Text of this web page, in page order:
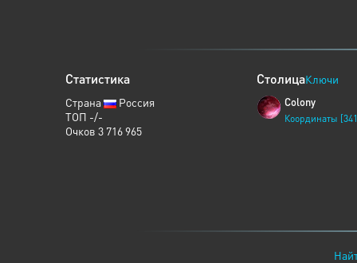
Статистика
Страна
Россия
ТОП -/-
Очков 3 716 965
СтолицаКлючи
Colony
Координаты